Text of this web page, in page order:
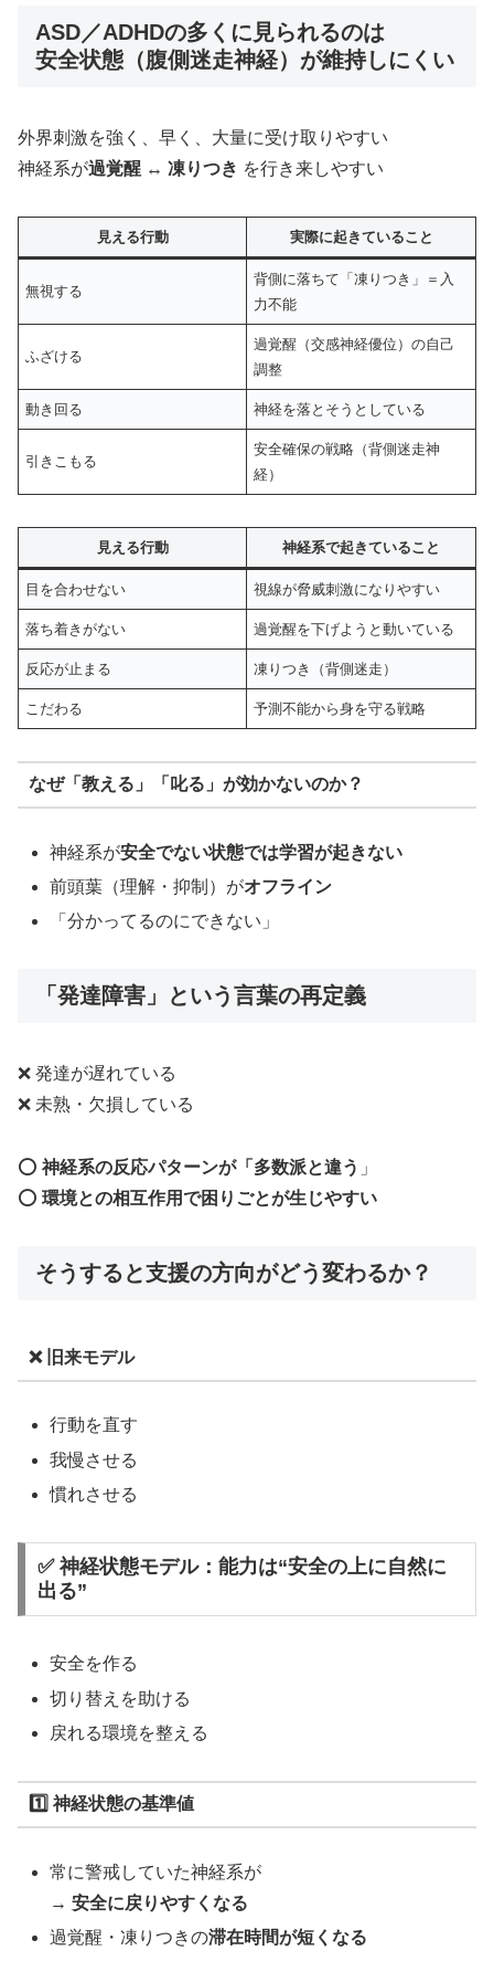
ASD／ADHDの多くに見られるのは
安全状態（腹側迷走神経）が維持しにくい
外界刺激を強く、早く、大量に受け取りやすい
神経系が過覚醒 ↔ 凍りつき を行き来しやすい
見える行動 実際に起きていること
無視する
背側に落ちて「凍りつき」＝入
力不能
ふざける
過覚醒（交感神経優位）の自己
調整
動き回る 神経を落とそうとしている
引きこもる
安全確保の戦略（背側迷走神
経）
見える行動 神経系で起きていること
目を合わせない 視線が脅威刺激になりやすい
落ち着きがない 過覚醒を下げようと動いている
反応が止まる 凍りつき（背側迷走）
こだわる 予測不能から身を守る戦略
なぜ「教える」「叱る」が効かないのか？
神経系が安全でない状態では学習が起きない
前頭葉（理解・抑制）がオフライン
「分かってるのにできない」
「発達障害」という言葉の再定義
❌ 発達が遅れている
❌ 未熟・欠損している
⭕ 神経系の反応パターンが「多数派と違う 」
⭕ 環境との相互作用で困りごとが生じやすい
そうすると支援の方向がどう変わるか？
❌ 旧来モデル
行動を直す
我慢させる
慣れさせる
✅ 神経状態モデル： 能力は“安全の上に自然に
出る”
安全を作る
切り替えを助ける
戻れる環境を整える
1️⃣ 神経状態の基準値
常に警戒していた神経系が
→安全に戻りやすくなる
過覚醒・凍りつきの滞在時間が短くなる